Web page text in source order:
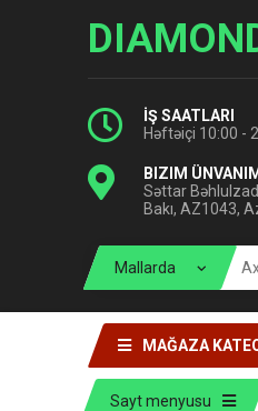
İŞ SAATLARI
Həftəiçi 10:00 -
BIZIM
Səttar
Bakı, AZ1043,
MAĞAZA
Sayt menyusu